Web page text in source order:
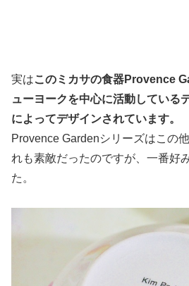
実はこのミカサの食器Provence
ューヨークを中心に活動している
によってデザインされています。
Provence Gardenシリーズはこの
れも素敵だったのですが、一番好
た。